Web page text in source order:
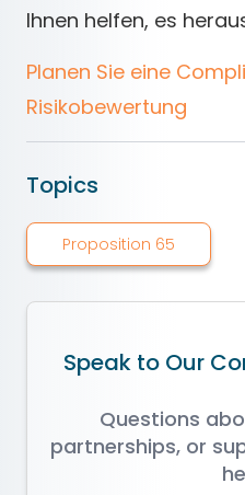
Ihnen helfen, es
Planen Sie eine
Risikobewertung
Topics
Proposition 65
Speak to Our
Questions
partnerships, or